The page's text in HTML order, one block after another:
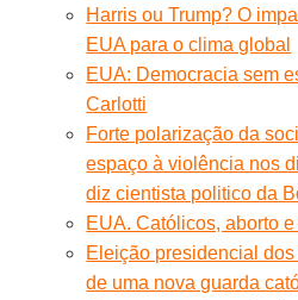
Harris ou Trump? O
EUA para o clima global
EUA: Democracia sem
Carlotti
Forte polarização da
espaço à violência nos
diz cientista politico da
EUA. Católicos, aborto
Eleição presidencial
de uma nova guarda